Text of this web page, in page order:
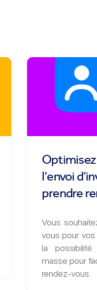
l’envoi
prendre
Vous
vous pour
la possibilité
masse pour
rendez-vous.